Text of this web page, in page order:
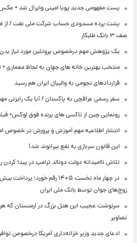
پست مفهومی جدید پویا امینی وایرال شد +
پشت پرده‌ مسدودی حساب شرکت ملی نفت / از
صف ۳ بانک طلبکار
یک پژوهش مهم درخصوص پروتئین مورد نیاز بدن
منتخب بهترین خانه های جهان به لحاظ معماری +
قراردادهای نجومی به والیبال ایران هم رسید
سفر رسمی عراقچی به پاکستان / آیا یک رایزنی
رونمایی چین از تاکسی های پرنده فوق لوکس+
انتشار اطلاعیه مهم آموزش و پرورش در خصوص
این قانون سربازی به نفع بیرانوند شد!
تلاش ناامیدانه‌ دولت دونالد ترامپ در پیدا کردن
زوج‌های جوان توسط بانک ملی ایران
سرنوشت عجیب این هتل بزرگ در ارمنستان که
تصاویر
ادعای جدید وزیر خزانه‌داری آمریکا درخصوص